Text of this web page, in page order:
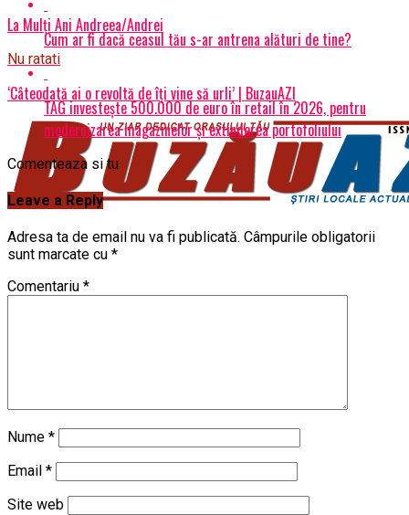
La Mulți Ani Andreea/Andrei
Nu ratati
‘Câteodată ai o revoltă de îți vine să urli’ | BuzauAZI
Cum ar fi dacă ceasul tău s-ar antrena alături de tine?
TAG investește 500.000 de euro în retail în 2026, pentru
modernizarea magazinelor și extinderea portofoliului
Comenteaza si tu
Leave a Reply
Adresa ta de email nu va fi publicată. Câmpurile obligatorii
sunt marcate cu *
Comentariu *
Nume *
Email *
Site web